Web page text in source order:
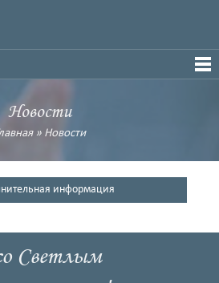
Новости
» Новости
информация
Светлым